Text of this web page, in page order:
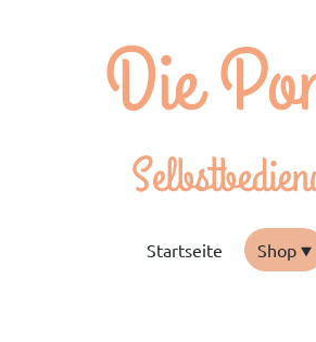
Die
Startseite Shop